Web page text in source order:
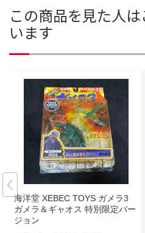
この商品を見た人
います
海洋堂 XEBEC TOYS ガメラ3
ガメラ＆ギャオス 特別限定バー
ジョン